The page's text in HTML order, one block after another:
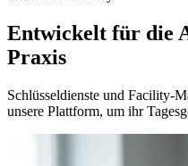
Entwickelt für die
Praxis
Schlüsseldienste und Facility-
unsere Plattform, um ihr